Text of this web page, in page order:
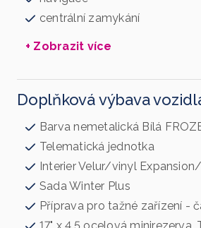
centrální zamykání
+ Zobrazit více
Doplňková výbava
Barva nemetalická Bílá
Telematická jednotka
Interier Velur/vinyl
Sada Winter Plus
Příprava pro tažné zařízení -